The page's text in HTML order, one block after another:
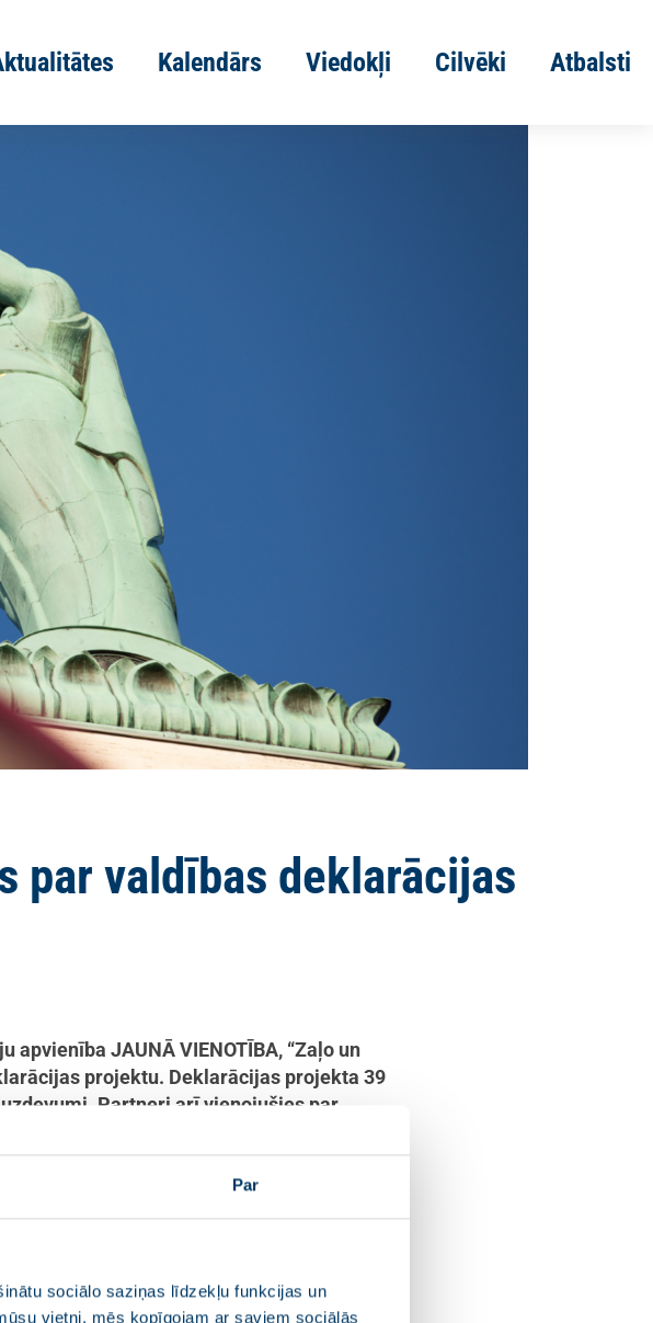
Par
sociālo saziņas līdzekļu funkcijas un
vietni, mēs kopīgojam ar saviem sociālās
Kalendārs Viedokļi Cilvēki Atbalsti
par valdības deklarācijas
JAUNĀ VIENOTĪBA, “Zaļo un
projektu. Deklarācijas projekta 39
Partneri arī vienojušies par
deklarācijai.
kura ilgtspējīgi attīstīsies
(..) Brīvība, demokrātija, tiesiskums
ikvienu mūsu lēmumu. Iesaistot
panāksim vienlīdzīgas un taisnīgas
mērķus,” teikts deklarācijas